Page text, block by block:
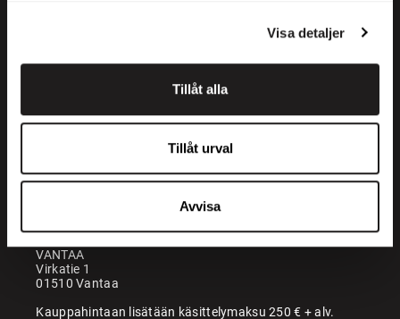
Visa detaljer
Tillåt alla
Tillåt urval
Avvisa
+358 200 70070
Kontor
VANTAA
Virkatie 1
01510 Vantaa
Kauppahintaan lisätään käsittelymaksu 250 € + alv.